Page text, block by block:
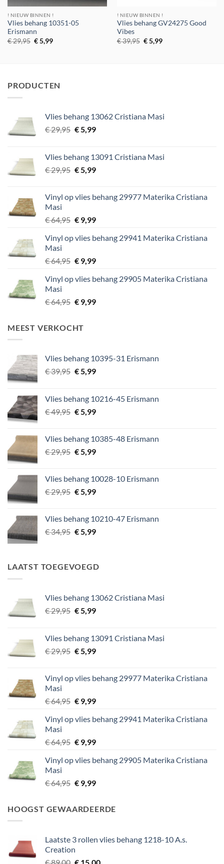
! NIEUW BINNEN !
Vlies behang 10351-05
Erismann
€29,95 Oorspronkelijke
prijs
€5,99Huidige
! NIEUW BINNEN !
Vlies behang GV24275 Good
Vibes
€39,95 Oorspronkelijke
prijs
€5,99Huidige
PRODUCTEN
Vlies behang 13062 Cristiana Masi
€29,95 Oorspronkelijke
€ 29,95.
€5,99Huidige
€ 5,99.
Vlies behang 13091 Cristiana Masi
€29,95 Oorspronkelijke
€ 29,95.
€5,99Huidige
€ 5,99.
Vinyl op vlies behang 29977 Materika Cristiana
Masi
€64,95 Oorspronkelijke
was:
€9,99Huidige
is:
Vinyl op vlies behang 29941 Materika Cristiana
Masi
€64,95 Oorspronkelijke
was:
€9,99Huidige
is:
Vinyl op vlies behang 29905 Materika Cristiana
Masi
€64,95 Oorspronkelijke
€ 64,95.
€9,99Huidige
MEEST VERKOCHT
Vlies behang 10395-31 Erismann
€39,95 Oorspronkelijke
€ 39,95.
€5,99Huidige
€ 5,99.
Vlies behang 10216-45 Erismann
€49,95 Oorspronkelijke
€ 49,95.
€5,99Huidige
€ 5,99.
Vlies behang 10385-48 Erismann
€29,95 Oorspronkelijke
€ 29,95.
€5,99Huidige
€ 5,99.
Vlies behang 10028-10 Erismann
€29,95 Oorspronkelijke
€ 29,95.
€5,99Huidige
€ 5,99.
Vlies behang 10210-47 Erismann
€34,95 Oorspronkelijke
€ 34,95.
€5,99Huidige
€ 5,99.
LAATST TOEGEVOEGD
Vlies behang 13062 Cristiana Masi
€29,95 Oorspronkelijke
€ 29,95.
€5,99Huidige
€ 5,99.
Vlies behang 13091 Cristiana Masi
€29,95 Oorspronkelijke
€ 29,95.
€5,99Huidige
€ 5,99.
Vinyl op vlies behang 29977 Materika Cristiana
Masi
€64,95 Oorspronkelijke
was:
€9,99Huidige
is:
Vinyl op vlies behang 29941 Materika Cristiana
Masi
€64,95 Oorspronkelijke
was:
€9,99Huidige
is:
Vinyl op vlies behang 29905 Materika Cristiana
Masi
€64,95 Oorspronkelijke
€ 64,95.
€9,99Huidige
€ 9,99.
HOOGST GEWAARDEERDE
Laatste 3 rollen vlies behang 1218-10 A.s.
Creation
Oorspronkelijke
Huidige